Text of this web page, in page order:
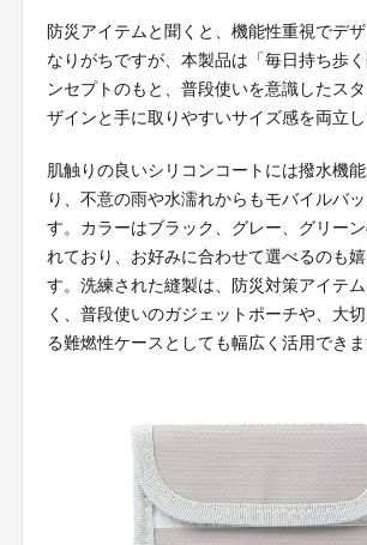
防災アイテムと聞くと、機能性重視でデ
なりがちですが、本製品は「毎日持ち歩
ンセプトのもと、普段使いを意識したス
ザインと手に取りやすいサイズ感を両立し
肌触りの良いシリコンコートには撥水機
り、不意の雨や水濡れからもモバイルバ
す。カラーはブラック、グレー、グリー
れており、お好みに合わせて選べるのも
す。洗練された縫製は、防災対策アイテ
く、普段使いのガジェットポーチや、大
る難燃性ケースとしても幅広く活用できま